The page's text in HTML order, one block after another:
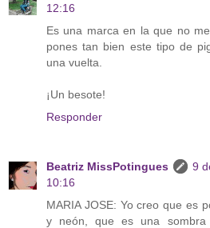
12:16
Es una marca en la que no
pones tan bien este tipo de
una vuelta.
¡Un besote!
Responder
Beatriz MissPotingues
9
10:16
MARIA JOSE: Yo creo que es
y neón, que es una